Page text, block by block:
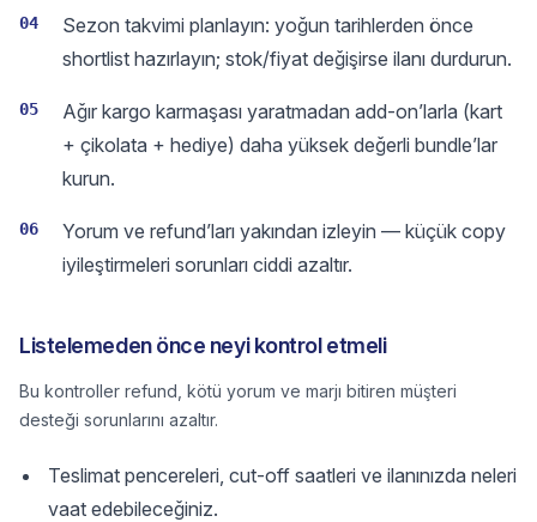
04
Sezon takvimi planlayın: yoğun tarihlerden önce
shortlist hazırlayın; stok/fiyat değişirse ilanı durdurun.
05
Ağır kargo karmaşası yaratmadan add-on’larla (kart
+ çikolata + hediye) daha yüksek değerli bundle’lar
kurun.
06
Yorum ve refund’ları yakından izleyin — küçük copy
iyileştirmeleri sorunları ciddi azaltır.
Listelemeden önce neyi kontrol etmeli
Bu kontroller refund, kötü yorum ve marjı bitiren müşteri
desteği sorunlarını azaltır.
Teslimat pencereleri, cut-off saatleri ve ilanınızda neleri
vaat edebileceğiniz.